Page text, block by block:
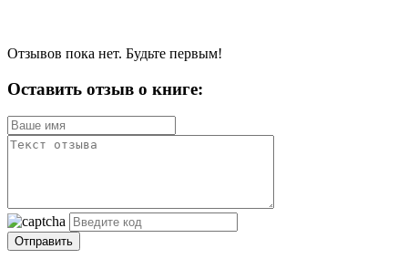
Отзывов пока нет. Будьте первым!
Оставить отзыв о книге:
Отправить